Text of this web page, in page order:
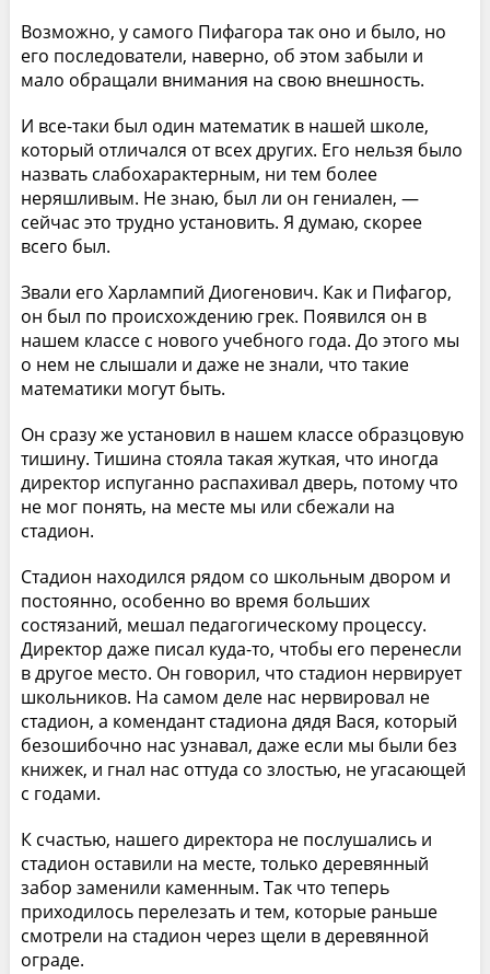
Возможно, у самого Пифагора так оно и было, но
его последователи, наверно, об этом забыли и
мало обращали внимания на свою внешность.
И все-таки был один математик в нашей школе,
который отличался от всех других. Его нельзя было
назвать слабохарактерным, ни тем более
неряшливым. Не знаю, был ли он гениален, —
сейчас это трудно установить. Я думаю, скорее
всего был.
Звали его Харлампий Диогенович. Как и Пифагор,
он был по происхождению грек. Появился он в
нашем классе с нового учебного года. До этого мы
о нем не слышали и даже не знали, что такие
математики могут быть.
Он сразу же установил в нашем классе образцовую
тишину. Тишина стояла такая жуткая, что иногда
директор испуганно распахивал дверь, потому что
не мог понять, на месте мы или сбежали на
стадион.
Стадион находился рядом со школьным двором и
постоянно, особенно во время больших
состязаний, мешал педагогическому процессу.
Директор даже писал куда-то, чтобы его перенесли
в другое место. Он говорил, что стадион нервирует
школьников. На самом деле нас нервировал не
стадион, а комендант стадиона дядя Вася, который
безошибочно нас узнавал, даже если мы были без
книжек, и гнал нас оттуда со злостью, не угасающей
с годами.
К счастью, нашего директора не послушались и
стадион оставили на месте, только деревянный
забор заменили каменным. Так что теперь
приходилось перелезать и тем, которые раньше
смотрели на стадион через щели в деревянной
ограде.